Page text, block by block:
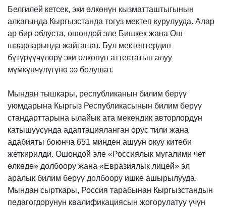
Белгилей кетсек, эки өлкөнүн кызматташтыгынын
алкагында Кыргызстанда тогуз мектеп курулууда. Алар
ар бир облуста, ошондой эле Бишкек жана Ош
шаарларында жайгашат. Бул мектептердин
бүтүрүүчүлөрү эки өлкөнүн аттестатын алуу
мүмкүнчүлүгүнө ээ болушат.
Мындан тышкары, республиканын билим берүү
уюмдарына Кыргыз Республикасынын билим берүү
стандарттарына ылайык ата мекендик авторлордун
катышуусунда адаптацияланган орус тили жана
адабияты боюнча 651 миңден ашуун окуу китеби
жеткирилди. Ошондой эле «Россиялык мугалими чет
өлкөдө» долбоору жана «Евразиялык лицей» эл
аралык билим берүү долбоору ишке ашырылууда.
Мындан сырткары, Россия тарабынан Кыргызстандын
педагогдорунун квалификациясын жогорулатуу үчүн